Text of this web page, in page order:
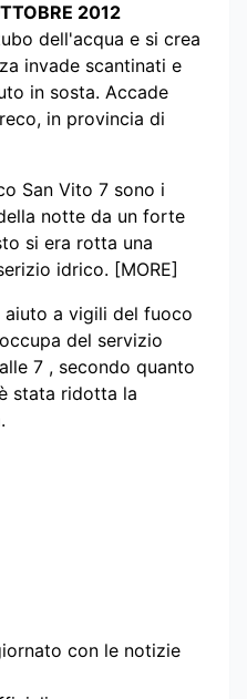
2012
dell'acqua e si crea
invade scantinati e
in sosta. Accade
in provincia di
San Vito 7 sono i
notte da un forte
si era rotta una
idrico. [MORE]
aiuto a vigili del fuoco
del servizio
7 , secondo quanto
stata ridotta la
con le notizie